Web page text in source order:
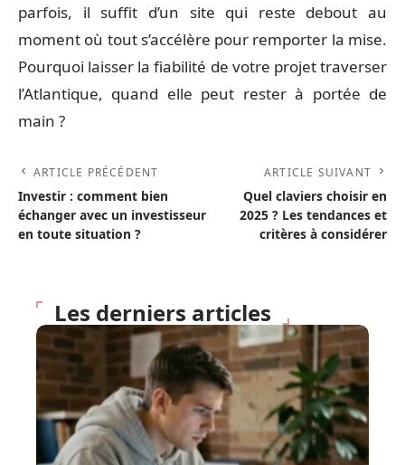
parfois, il suffit d’un site qui reste debout au
moment où tout s’accélère pour remporter la mise.
Pourquoi laisser la fiabilité de votre projet traverser
l’Atlantique, quand elle peut rester à portée de
main ?
ARTICLE PRÉCÉDENT
Investir : comment bien
échanger avec un investisseur
en toute situation ?
ARTICLE SUIVANT
Quel claviers choisir en
2025 ? Les tendances et
critères à considérer
Les derniers articles